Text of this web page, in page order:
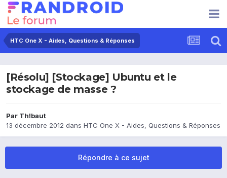
HTC One X - Aides, Questions & Réponses
[Résolu] [Stockage] Ubuntu et le
stockage de masse ?
Par Th!baut
13 décembre 2012 dans HTC One X - Aides, Questions & Réponses
Répondre à ce sujet